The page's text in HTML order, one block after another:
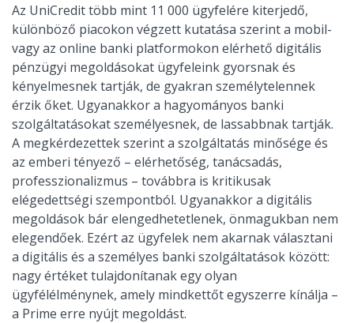
Az UniCredit több mint 11 000 ügyfelére kiterjedő,
különböző piacokon végzett kutatása szerint a mobil-
vagy az online banki platformokon elérhető digitális
pénzügyi megoldásokat ügyfeleink gyorsnak és
kényelmesnek tartják, de gyakran személytelennek
érzik őket. Ugyanakkor a hagyományos banki
szolgáltatásokat személyesnek, de lassabbnak tartják.
A megkérdezettek szerint a szolgáltatás minősége és
az emberi tényező – elérhetőség, tanácsadás,
professzionalizmus – továbbra is kritikusak
elégedettségi szempontból. Ugyanakkor a digitális
megoldások bár elengedhetetlenek, önmagukban nem
elegendőek. Ezért az ügyfelek nem akarnak választani
a digitális és a személyes banki szolgáltatások között:
nagy értéket tulajdonítanak egy olyan
ügyfélélménynek, amely mindkettőt egyszerre kínálja –
a Prime erre nyújt megoldást.